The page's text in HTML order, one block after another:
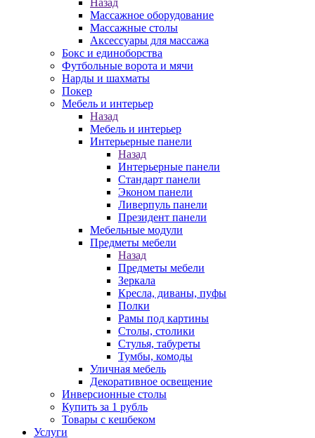
Назад
Массажное оборудование
Массажные столы
Аксессуары для массажа
Бокс и единоборства
Футбольные ворота и мячи
Нарды и шахматы
Покер
Мебель и интерьер
Назад
Мебель и интерьер
Интерьерные панели
Назад
Интерьерные панели
Стандарт панели
Эконом панели
Ливерпуль панели
Президент панели
Мебельные модули
Предметы мебели
Назад
Предметы мебели
Зеркала
Кресла, диваны, пуфы
Полки
Рамы под картины
Столы, столики
Стулья, табуреты
Тумбы, комоды
Уличная мебель
Декоративное освещение
Инверсионные столы
Купить за 1 рубль
Товары с кешбеком
Услуги